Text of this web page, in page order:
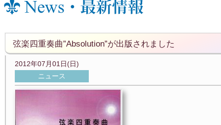
弦楽四重奏曲”Absolution”が出版されました
2012年07月01日(日)
ニュース